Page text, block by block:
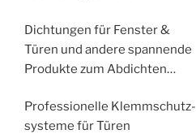
Dichtungen für Fenster &
Türen und andere spannende
Produkte zum Abdichten…
Professionelle Klemmschutz-
systeme für Türen